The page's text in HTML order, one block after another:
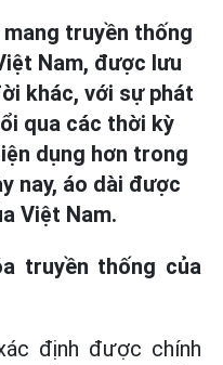
truyền thống
Nam, được lưu
khác, với sự phát
qua các thời kỳ
dụng hơn trong
nay, áo dài được
Việt Nam.
truyền thống của
định được chính